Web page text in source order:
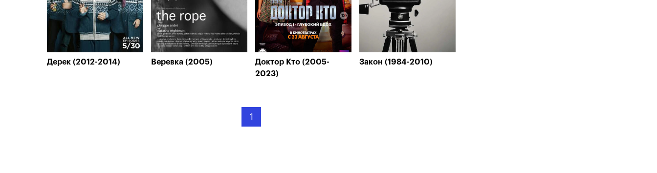
Дерек (2012-2014) Веревка (2005)
Доктор Кто (2005-
2023)
Закон (1984-2010)
1